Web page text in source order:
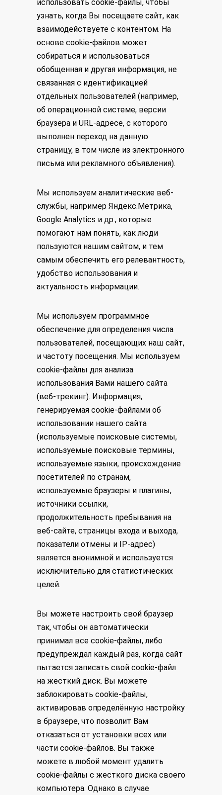
использовать cookie-файлы, чтобы
узнать, когда Вы посещаете сайт, как
взаимодействуете с контентом. На
основе cookie-файлов может
собираться и использоваться
обобщенная и другая информация, не
связанная с идентификацией
отдельных пользователей (например,
об операционной системе, версии
браузера и URL-адресе, с которого
выполнен переход на данную
страницу, в том числе из электронного
письма или рекламного объявления).
Мы используем аналитические веб-
службы, например Яндекс.Метрика,
Google Analytics и др., которые
помогают нам понять, как люди
пользуются нашим сайтом, и тем
самым обеспечить его релевантность,
удобство использования и
актуальность информации.
Мы используем программное
обеспечение для определения числа
пользователей, посещающих наш сайт,
и частоту посещения. Мы используем
cookie-файлы для анализа
использования Вами нашего сайта
(веб-трекинг). Информация,
генерируемая cookie-файлами об
использовании нашего сайта
(используемые поисковые системы,
используемые поисковые термины,
используемые языки, происхождение
посетителей по странам,
используемые браузеры и плагины,
источники ссылки,
продолжительность пребывания на
веб-сайте, страницы входа и выхода,
показатели отмены и IP-адрес)
является анонимной и используется
исключительно для статистических
целей.
Вы можете настроить свой браузер
так, чтобы он автоматически
принимал все cookie-файлы, либо
предупреждал каждый раз, когда сайт
пытается записать свой cookie-файл
на жесткий диск. Вы можете
заблокировать cookie-файлы,
активировав определённую настройку
в браузере, что позволит Вам
отказаться от установки всех или
части cookie-файлов. Вы также
можете в любой момент удалить
cookie-файлы с жесткого диска своего
компьютера. Однако в случае